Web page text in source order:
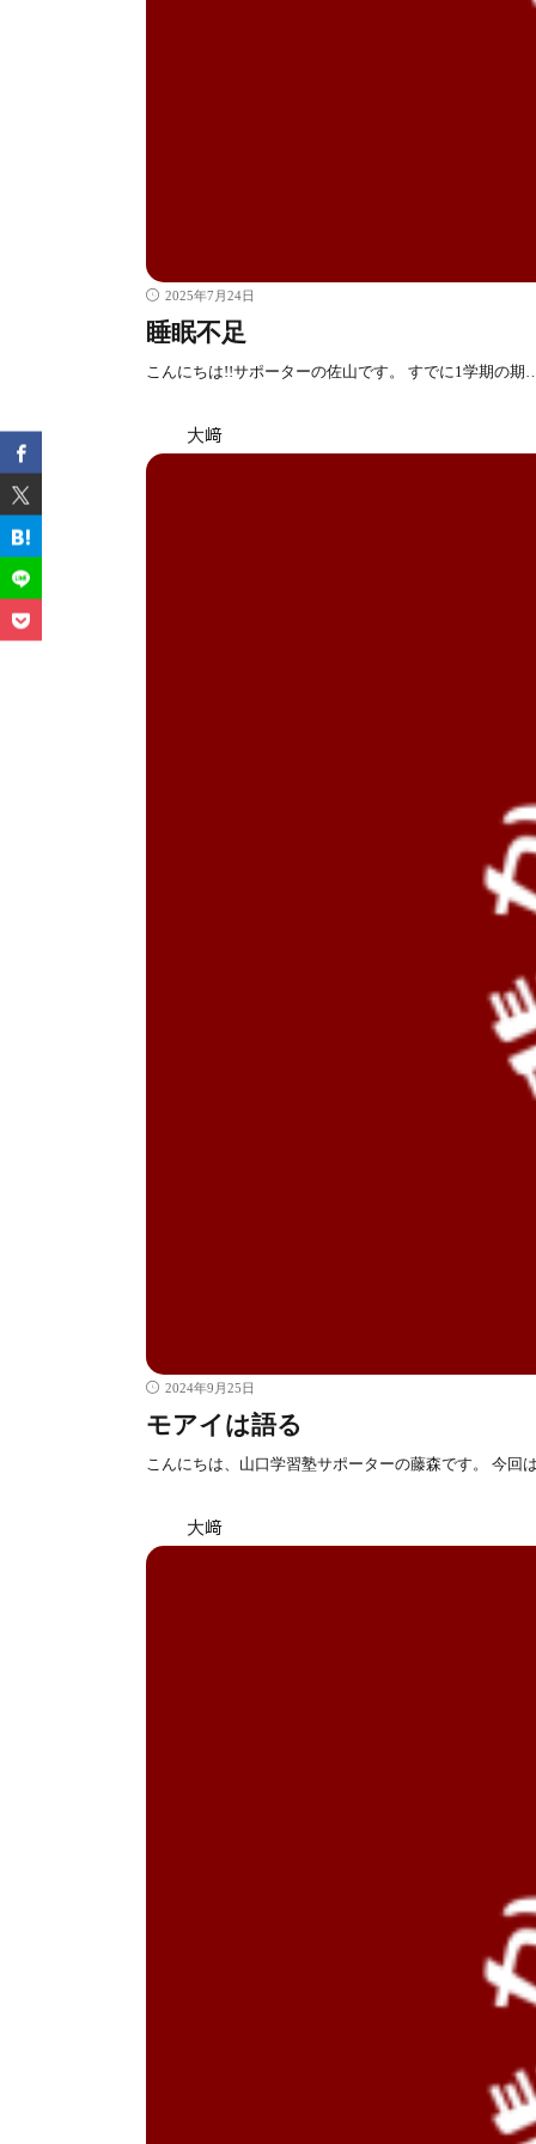
2025年7月24日
睡眠不足
こんにちは!!サポーターの佐山です。 すでに1学期の
大﨑
2024年9月25日
モアイは語る
こんにちは、山口学習塾サポーターの藤森です。 今
大﨑